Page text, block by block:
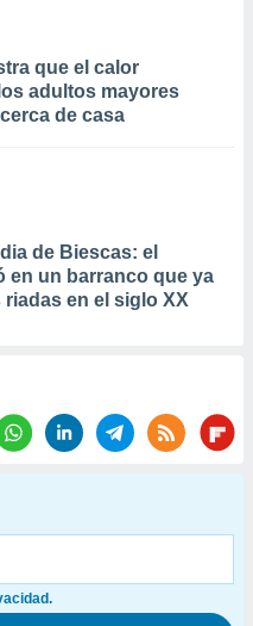
que el calor
adultos mayores
de casa
de Biescas: el
en un barranco que ya
en el siglo XX